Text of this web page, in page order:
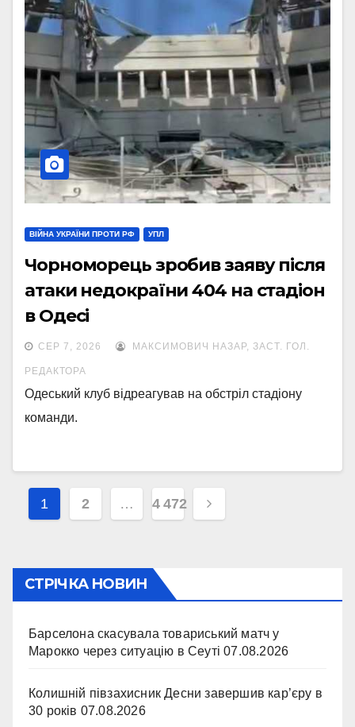
ВІЙНА УКРАЇНИ ПРОТИ РФ УПЛ
Чорноморець зробив заяву після
атаки недокраїни 404 на стадіон
в Одесі
СЕР 7, 2026 МАКСИМОВИЧ НАЗАР, ЗАСТ. ГОЛ.
РЕДАКТОРА
Одеський клуб відреагував на обстріл стадіону
команди.
Навігація
записів
1 2 … 4 472
СТРІЧКА НОВИН
Барселона скасувала товариський матч у
Марокко через ситуацію в Сеуті 07.08.2026
Колишній півзахисник Десни завершив кар’єру в
30 років 07.08.2026